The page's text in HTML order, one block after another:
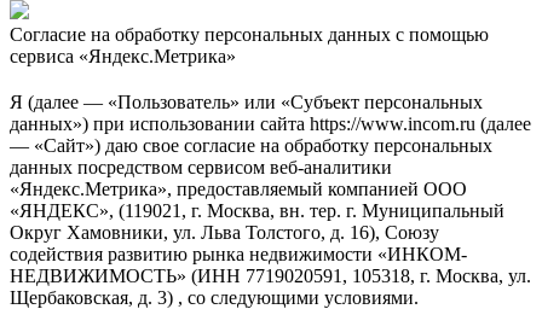
Согласие на обработку персональных данных с помощью
сервиса «Яндекс.Метрика»
Я (далее — «Пользователь» или «Субъект персональных
данных») при использовании сайта https://www.incom.ru (далее
— «Сайт») даю свое согласие на обработку персональных
данных посредством сервисом веб-аналитики
«Яндекс.Метрика», предоставляемый компанией ООО
«ЯНДЕКС», (119021, г. Москва, вн. тер. г. Муниципальный
Округ Хамовники, ул. Льва Толстого, д. 16), Союзу
содействия развитию рынка недвижимости «ИНКОМ-
НЕДВИЖИМОСТЬ» (ИНН 7719020591, 105318, г. Москва, ул.
Щербаковская, д. 3) , со следующими условиями.